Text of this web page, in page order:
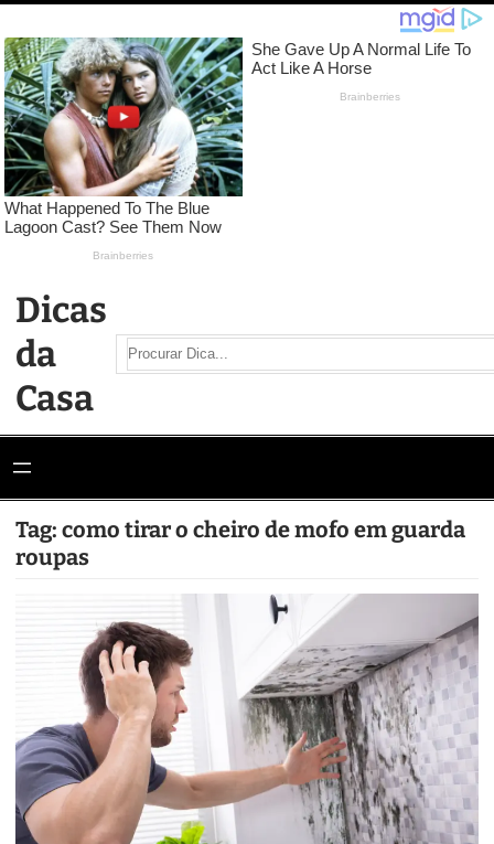
para
o
conteúdo
Dicas
da
Casa
Search
Tag: como tirar o cheiro de mofo em guarda
roupas